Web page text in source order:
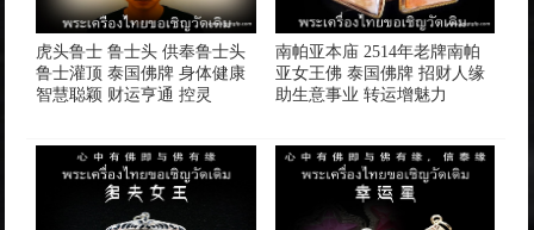
虎头鲁士 鲁士头 供奉鲁士头
鲁士灌顶 泰国佛牌 身体健康
智慧聪颖 财运亨通 控灵
南帕亚本庙 2514年老牌南帕
亚女王佛 泰国佛牌 招财人缘
助生意事业 转运增魅力